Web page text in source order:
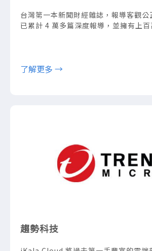
台灣第一本新聞財經雜誌，報導客觀公
已累計 4 萬多篇深度報導，並擁有上百
了解更多 →
趨勢科技